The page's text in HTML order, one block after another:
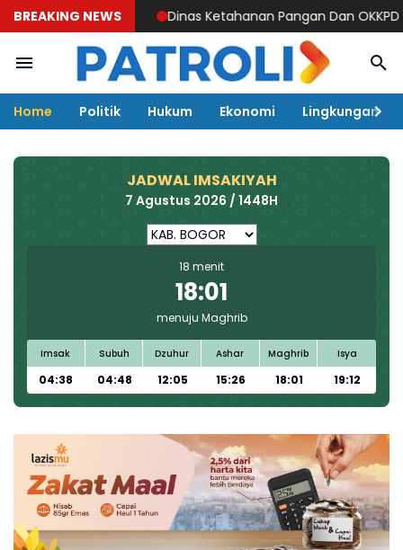
BREAKING NEWS
Dinas Ketahanan Pangan Dan OKKPD Kabupaten
Home Politik Hukum Ekonomi Lingkungan
JADWAL IMSAKIYAH
7 Agustus 2026 / 1448H
18 menit
18:01
menuju Maghrib
Imsak
04:38
Subuh
04:48
Dzuhur
12:05
Ashar
15:26
Maghrib
18:01
Isya
19:12